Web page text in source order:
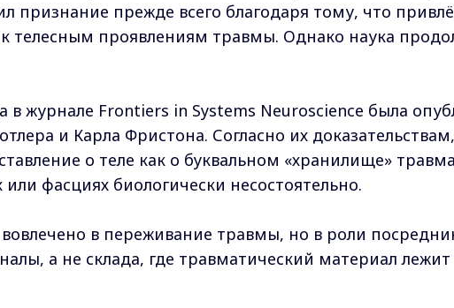
признание прежде всего благодаря тому, что
к телесным проявлениям травмы. Однако наука
в журнале Frontiers in Systems Neuroscience была
и Карла Фристона. Согласно их доказательствам,
о теле как о буквальном «хранилище»
фасциях биологически несостоятельно.
вовлечено в переживание травмы, но в роли
а не склада, где травматический материал